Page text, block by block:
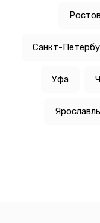
Санкт-
Уфа
Ярославль